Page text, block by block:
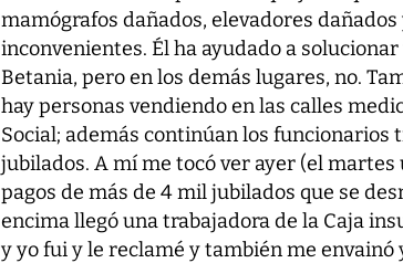
mamógrafos dañados, elevadores
inconvenientes. Él ha ayudado a
Betania, pero en los demás lugares, no.
hay personas vendiendo en las calles
Social; además continúan los funcionarios
jubilados. A mí me tocó ver ayer (el
pagos de más de 4 mil jubilados que se
encima llegó una trabajadora de la Caja
y yo fui y le reclamé y también me envainó